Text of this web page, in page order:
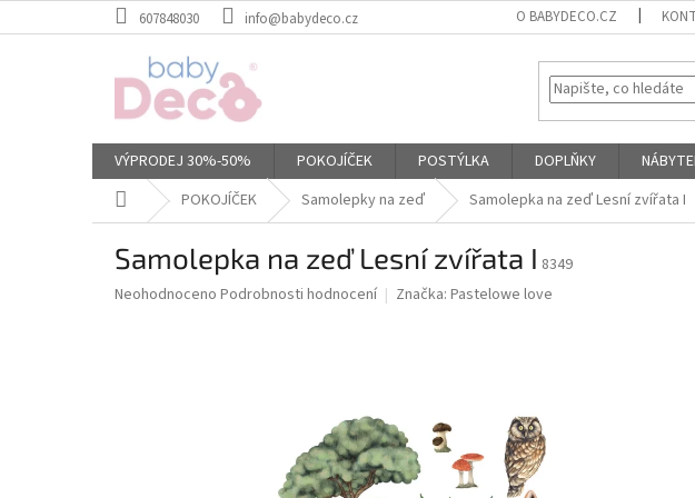
na
607848030 info@babydeco.cz O BABYDECO.CZ
VÝPRODEJ 30%-50% POKOJÍČEK POSTÝLKA DOPLŇKY
Domů POKOJÍČEK Samolepky na zeď Samolepka na zeď Lesní zvířata I
Samolepka na zeď Lesní zvířata I 8349
Průměrné
Neohodnoceno Podrobnosti hodnocení Značka: Pastelowe love